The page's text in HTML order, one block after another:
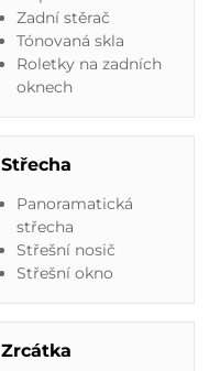
Zadní stěrač
Tónovaná skla
Roletky na zadních
oknech
Střecha
Panoramatická
střecha
Střešní nosič
Střešní okno
Zrcátka